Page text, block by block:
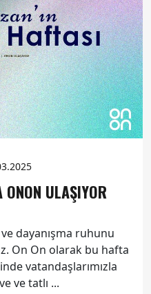
ONON ULAŞIYOR
dayanışma ruhunu
On On olarak bu hafta
vatandaşlarımızla
ve tatlı ...